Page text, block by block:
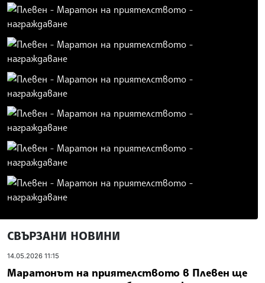
СВЪРЗАНИ НОВИНИ
14.05.2026 11:15
Маратонът на приятелството в Плевен ще